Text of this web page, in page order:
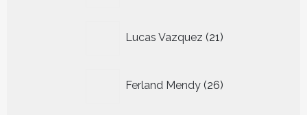
Lucas Vazquez 21
producten
Ferland Mendy 26
producten